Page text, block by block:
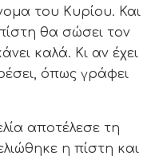
του Κυρίου. Και
θα σώσει τον
καλά. Κι αν έχει
όπως γράφει
αποτέλεσε τη
η πίστη και